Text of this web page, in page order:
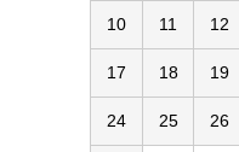
10 11 12
17 18 19
24 25 26